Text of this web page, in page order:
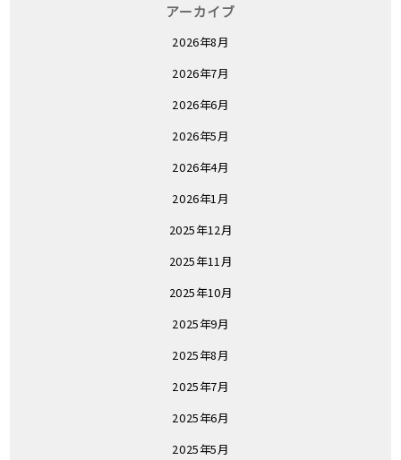
アーカイブ
2026年8月
2026年7月
2026年6月
2026年5月
2026年4月
2026年1月
2025年12月
2025年11月
2025年10月
2025年9月
2025年8月
2025年7月
2025年6月
2025年5月